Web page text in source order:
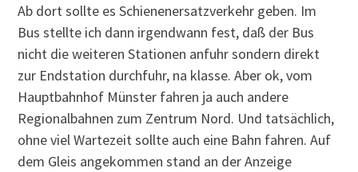
Ab dort sollte es Schienenersatzverkehr geben. Im
Bus stellte ich dann irgendwann fest, daß der Bus
nicht die weiteren Stationen anfuhr sondern direkt
zur Endstation durchfuhr, na klasse. Aber ok, vom
Hauptbahnhof Münster fahren ja auch andere
Regionalbahnen zum Zentrum Nord. Und tatsächlich,
ohne viel Wartezeit sollte auch eine Bahn fahren. Auf
dem Gleis angekommen stand an der Anzeige